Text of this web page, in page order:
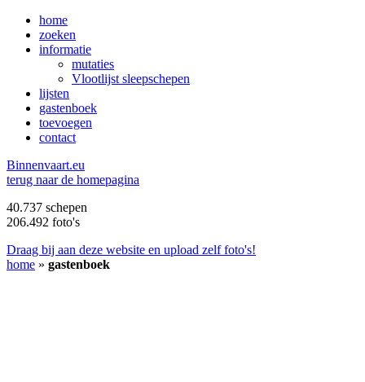
home
zoeken
informatie
mutaties
Vlootlijst sleepschepen
lijsten
gastenboek
toevoegen
contact
Binnenvaart.eu
terug naar de homepagina
40.737 schepen
206.492 foto's
Draag bij aan deze website en upload zelf foto's!
home » gastenboek